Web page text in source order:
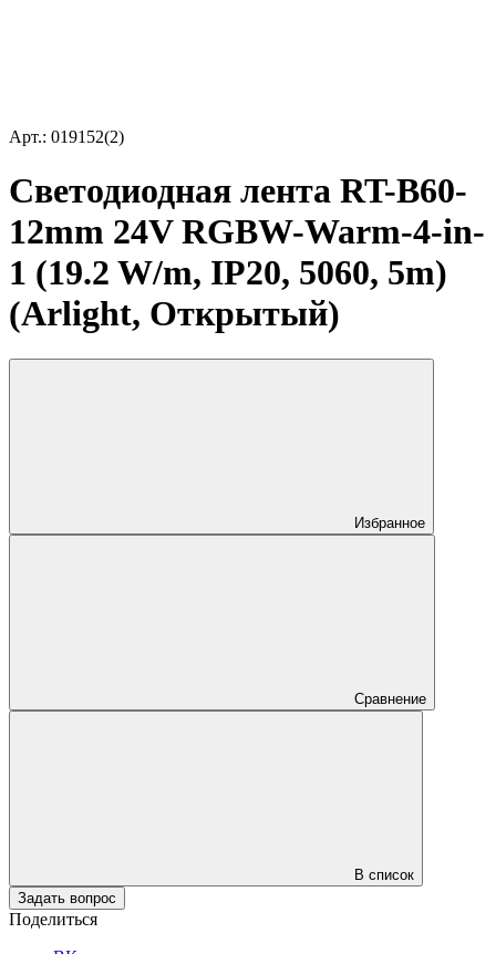
Арт.: 019152(2)
Светодиодная лента RT-B60-
12mm 24V RGBW-Warm-4-in-
1 (19.2 W/m, IP20, 5060, 5m)
(Arlight, Открытый)
Избранное
Сравнение
В список
Задать вопрос
Поделиться